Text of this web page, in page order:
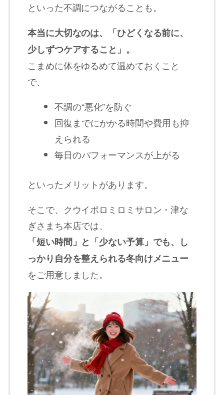
といった不調につながることも。
本当に大切なのは、「ひどくなる前に、
少しずつケアすること」。
こまめに体をゆるめて温めておくこと
で、
不調の“悪化”を防ぐ
回復までにかかる時間や費用も抑
えられる
毎日のパフォーマンスが上がる
といったメリットがあります。
そこで、クウイポロミロミサロン・津な
ぎさまち本店では、
「短い時間」と「少ない予算」でも、し
っかり自分を整えられる冬向けメニュー
をご用意しました。